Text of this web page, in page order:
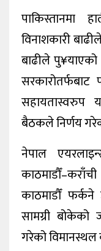
पाकिस्तानमा
विनाशकारी
बाढीले पु¥याएको
सहायतास्वरुप
बैठकले निर्णय
नेपाल
काठमाडौँ
सामग्री बोकेको
गरेको